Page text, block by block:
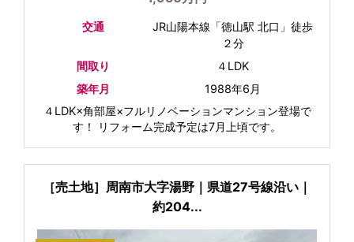
交通
JR山陽本線「徳山駅 北口」徒歩
２分
間取り
４LDK
築年月
1988年6月
４LDK×角部屋×フルリノベーションマンション登場で
す！ リフォーム完成予定は7月上頃です。
［売土地］周南市大字湯野｜県道27号線沿い｜
約204...